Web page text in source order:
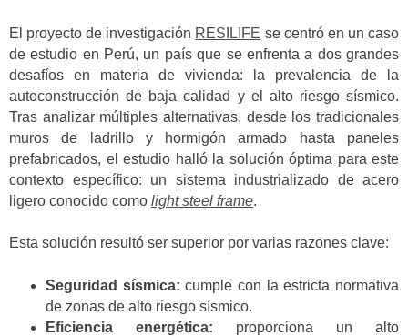
El proyecto de investigación RESILIFE se centró en un caso
de estudio en Perú, un país que se enfrenta a dos grandes
desafíos en materia de vivienda: la prevalencia de la
autoconstrucción de baja calidad y el alto riesgo sísmico.
Tras analizar múltiples alternativas, desde los tradicionales
muros de ladrillo y hormigón armado hasta paneles
prefabricados, el estudio halló la solución óptima para este
contexto específico: un sistema industrializado de acero
ligero conocido como light steel frame.
Esta solución resultó ser superior por varias razones clave:
Seguridad sísmica: cumple con la estricta normativa
de zonas de alto riesgo sísmico.
Eficiencia energética: proporciona un alto